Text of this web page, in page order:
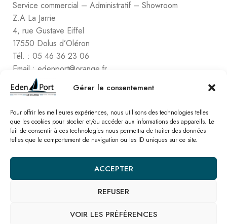
Gérer le consentement
Pour offrir les meilleures expériences, nous utilisons des technologies telles
que les cookies pour stocker et/ou accéder aux informations des appareils. Le
fait de consentir à ces technologies nous permettra de traiter des données
telles que le comportement de navigation ou les ID uniques sur ce site.
ACCEPTER
REFUSER
VOIR LES PRÉFÉRENCES
Service commercial – Administratif – Showroom
Z.A La Jarrie
4, rue Gustave Eiffel
17550 Dolus d’Oléron
Tél. : 05 46 36 23 06
Email : edenport@orange.fr
Contactez Eden Port
Comptabilité
2, rue de Vert-Bois – La Gaconnière
17480 le Château d’Oléon
Tél. : 05 46 47 78 16